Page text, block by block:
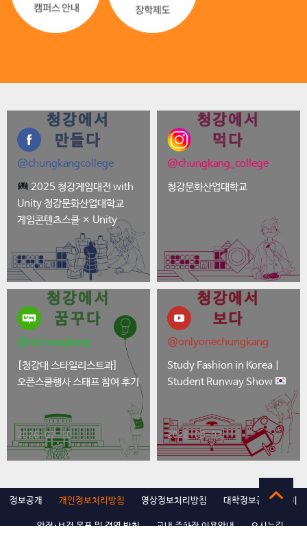
@chungkangcollege
2025 청강게임대전 with
Unity 청강문화산업대학교
게임콘텐츠스쿨 × Unity
@chungkang_college
청강문화산업대학교
@ckchungkang
[청강대 스타일리스트과]
오픈스쿨행사 스태프 참여 후기
2026-07-10
@onlyonechungkang
Study Fashion in Korea |
Student Runway Show
2026-08-03
정보공개 개인정보처리방침 영상정보처리방침 대학정보공시알리미
안전·보건 목표 및 경영 방침 교내 주차장 이용안내 오시는길